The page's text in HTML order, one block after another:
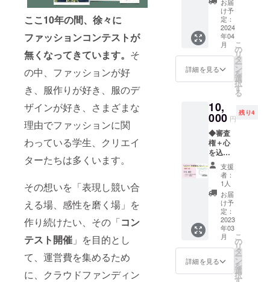
ここ10年の間、徐々に
ファッションコンテストが
無くなってきています。 そ
の中、ファッションが好
き、服作りが好き、服のデ
ザインが好き、さまざまな
理由でファッションに関
わっている学生、クリエイ
ターたちは多くいます。
その想いを「表現し競い合
える場、感性を磨く場」を
作り続けたい、その「コン
テスト開催 」を目的とし
て、運営費を集めるため
に、クラウドファンディン
の可否
をオプ
ション
項目よ
りお選
びくだ
さい。
「希望
される
お名
前」が
ある場
合は、
備考欄
にご記
載くだ
さい。
※「不
可」の
場合も
備考欄
へ一文
字ご記
載くだ
テスト
当日、
デザイ
ン画部
門にて
「グラ
ンプ
リ」を
獲得し
デザイ
ン画
を、ポ
スト
カード
として
お送り
いたし
ます。
（中高
校生の
部・一
般の部
どちら
か一つ
の絵を
お届け
け予
定：
2024
年04
月
詳細を見る
こ
の
リ
タ
ー
ン
を
選
択
す
る
10,
000 円
残り4
◆審査
権＋心
を込め
た手書
きのお
手紙◆
当日実
費にて
会場へ
来れる
方のみ
[制作部
門]の公
開審査
にご参
加頂
支援
者：
1人
お届
け予
定：
2023
年03
月
詳細を見る
こ
の
リ
タ
ー
ン
を
選
択